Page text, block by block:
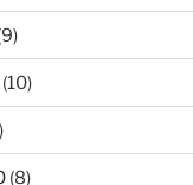
(10)
(8)